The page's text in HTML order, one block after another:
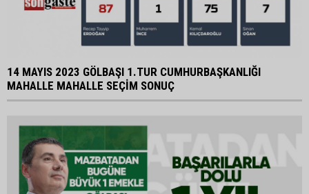
14 MAYIS 2023 GÖLBAŞI 1.TUR CUMHURBAŞKANLIĞI
MAHALLE MAHALLE SEÇİM SONUÇ